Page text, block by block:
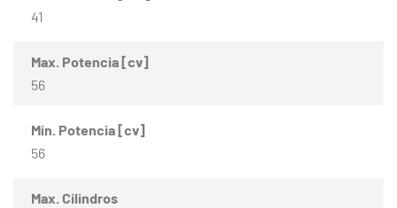
41
Max. Potencia [cv]
56
Mín. Potencia [cv]
56
Max. Cilindros